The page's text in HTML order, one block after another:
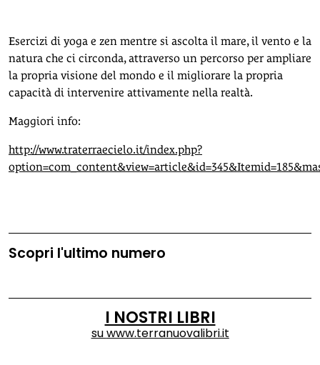
Esercizi di yoga e zen mentre si ascolta il mare, il vento e la
natura che ci circonda, attraverso un percorso per ampliare
la propria visione del mondo e il migliorare la propria
capacità di intervenire attivamente nella realtà.
Maggiori info:
http://www.traterraecielo.it/index.php?
Scopri l'ultimo numero
I NOSTRI LIBRI
suwww.terranuovalibri.it